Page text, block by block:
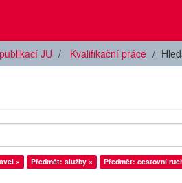
JU Kvalifikační práce
× Předmět: služby × Předmět: cestovní